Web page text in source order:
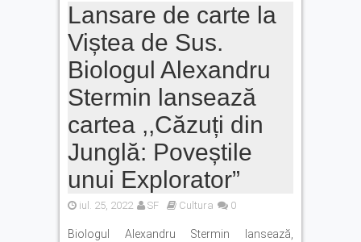
Lansare de carte la
Viștea de Sus.
Biologul Alexandru
Stermin lansează
cartea ,,Căzuți din
Junglă: Poveștile
unui Explorator”
iul. 25, 2022 SF Cultura 0
Biologul Alexandru Stermin lansează,